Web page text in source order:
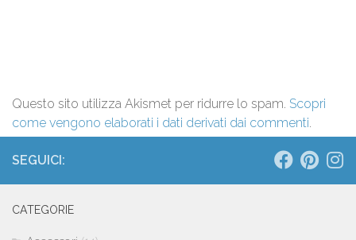
Questo sito utilizza Akismet per ridurre lo spam. Scopri
come vengono elaborati i dati derivati dai commenti.
SEGUICI:
CATEGORIE